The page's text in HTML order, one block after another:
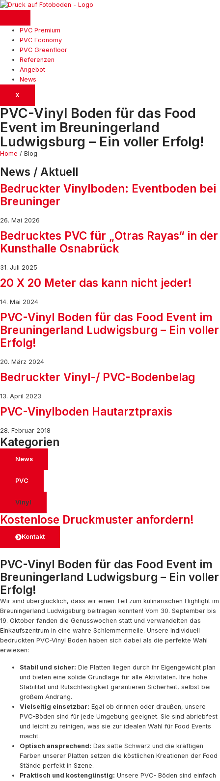
PVC Premium
PVC Economy
PVC Greenfloor
Referenzen
Angebot
News
X
PVC-Vinyl Boden für das Food
Event im Breuningerland
Ludwigsburg – Ein voller Erfolg!
Home / Blog
News / Aktuell
Bedruckter Vinylboden: Eventboden bei
Breuninger
26. Mai 2026
Bedrucktes PVC für „Otras Rayas“ in der
Kunsthalle Osnabrück
31. Juli 2025
20 X 20 Meter das kann nicht jeder!
14. Mai 2024
PVC-Vinyl Boden für das Food Event im
Breuningerland Ludwigsburg – Ein voller
Erfolg!
20. März 2024
Bedruckter Vinyl-/ PVC-Bodenbelag
13. April 2023
PVC-Vinylboden Hautarztpraxis
28. Februar 2018
Kategorien
News
PVC
Vinyl
Kostenlose Druckmuster anfordern!
Kontakt
PVC-Vinyl Boden für das Food Event im
Breuningerland Ludwigsburg – Ein voller
Erfolg!
Wir sind überglücklich, dass wir einen Teil zum kulinarischen Highlight im
Breuningerland Ludwigsburg beitragen konnten! Vom 30. September bis
19. Oktober fanden die Genusswochen statt und verwandelten das
Einkaufszentrum in eine wahre Schlemmermeile. Unsere Individuell
bedruckten PVC-Vinyl Boden haben sich dabei als die perfekte Wahl
erwiesen:
Stabil und sicher: Die Platten liegen durch ihr Eigengewicht plan
und bieten eine solide Grundlage für alle Aktivitäten. Ihre hohe
Stabilität und Rutschfestigkeit garantieren Sicherheit, selbst bei
großem Andrang.
Vielseitig einsetzbar: Egal ob drinnen oder draußen, unsere
PVC-Böden sind für jede Umgebung geeignet. Sie sind abriebfest
und leicht zu reinigen, was sie zur idealen Wahl für Food Events
macht.
Optisch ansprechend: Das satte Schwarz und die kräftigen
Farben unserer Platten setzen die köstlichen Kreationen der Food
Stände perfekt in Szene.
Praktisch und kostengünstig: Unsere PVC- Böden sind einfach